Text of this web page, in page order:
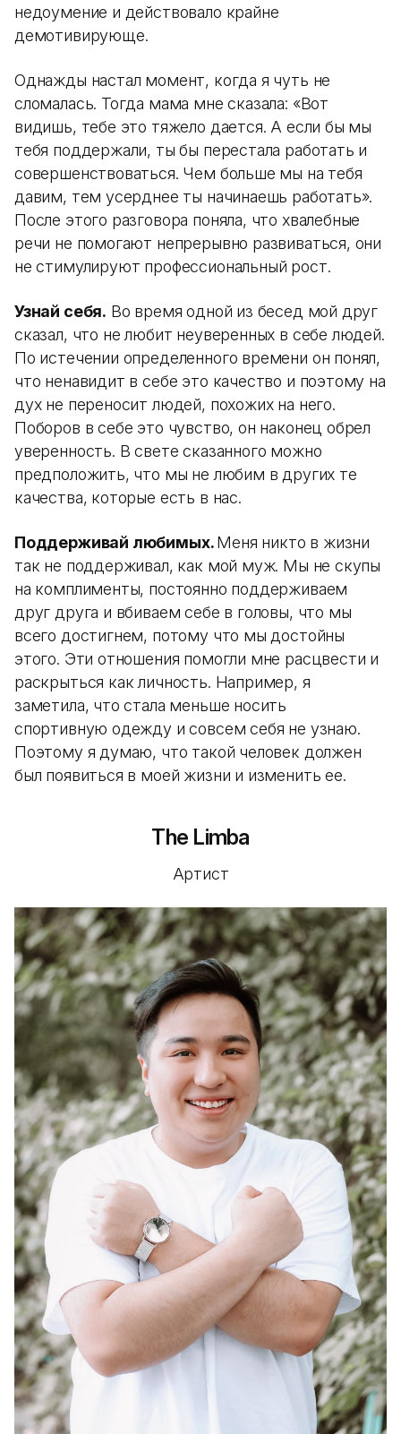
недоумение и действовало крайне
демотивирующе.
Однажды настал момент, когда я чуть не
сломалась. Тогда мама мне сказала: «Вот
видишь, тебе это тяжело дается. А если бы мы
тебя поддержали, ты бы перестала работать и
совершенствоваться. Чем больше мы на тебя
давим, тем усерднее ты начинаешь работать».
После этого разговора поняла, что хвалебные
речи не помогают непрерывно развиваться, они
не стимулируют профессиональный рост.
Узнай себя. Во время одной из бесед мой друг
сказал, что не любит неуверенных в себе людей.
По истечении определенного времени он понял,
что ненавидит в себе это качество и поэтому на
дух не переносит людей, похожих на него.
Поборов в себе это чувство, он наконец обрел
уверенность. В свете сказанного можно
предположить, что мы не любим в других те
качества, которые есть в нас.
Поддерживай любимых.Меня никто в жизни
так не поддерживал, как мой муж. Мы не скупы
на комплименты, постоянно поддерживаем
друг друга и вбиваем себе в головы, что мы
всего достигнем, потому что мы достойны
этого. Эти отношения помогли мне расцвести и
раскрыться как личность. Например, я
заметила, что стала меньше носить
спортивную одежду и совсем себя не узнаю.
Поэтому я думаю, что такой человек должен
был появиться в моей жизни и изменить ее.
The Limba
Артист